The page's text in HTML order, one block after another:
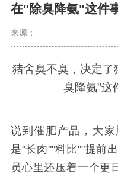
在"除臭降氨"这件
来源：
猪舍臭不臭，决定
臭降氨"这
说到催肥产品，大
是"长肉""料比""提前
员心里还压着一个